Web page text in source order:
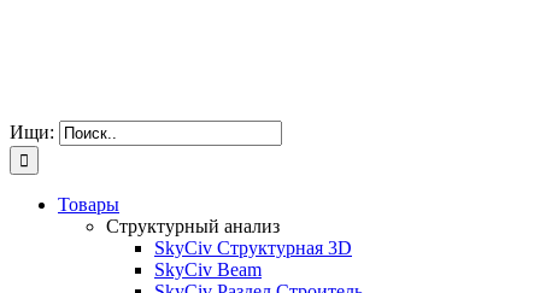
Ищи:
Товары
Структурный анализ
SkyCiv Структурная 3D
SkyCiv Beam